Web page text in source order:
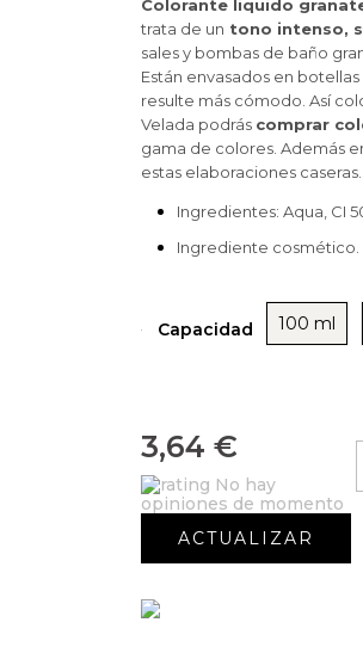
Colorante liquido
trata de un tono intenso,
sales y bombas de baño
Están envasados en
resulte más cómodo. Así
Velada podrás comprar
gama de colores. Además
estas elaboraciones caseras.
Ingredientes: Aqua, CI
Ingrediente cosmético.
Capacidad 100 ml
3,64 €
No hay
opiniones de momento